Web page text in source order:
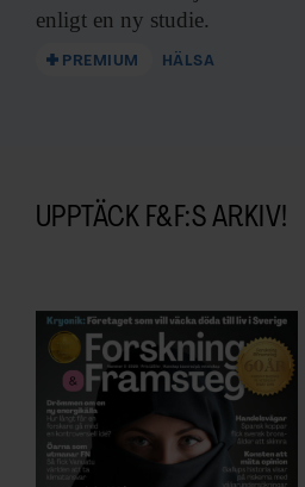
enligt en ny studie.
PREMIUM HÄLSA
UPPTÄCK F&F:S ARKIV!